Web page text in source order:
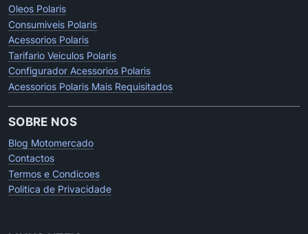
Oleos Polaris
Consumiveis Polaris
Acessorios Polaris
Tarifario Veiculos Polaris
Configurador Acessorios Polaris
Acessorios Polaris Mais Requisitados
SOBRE NOS
Blog Motomercado
Contactos
Termos e Condicoes
Politica de Privacidade